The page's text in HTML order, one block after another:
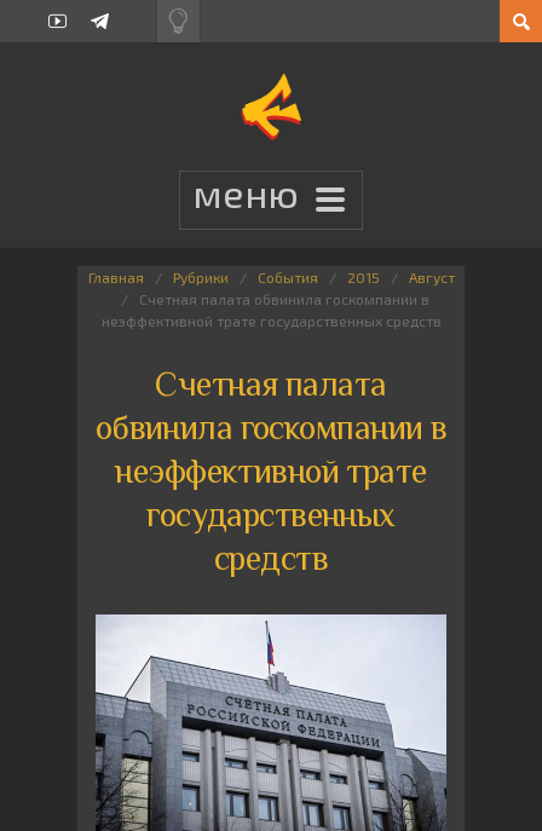
Главная Рубрики События 2015
Август
Счетная палата обвинила госкомпании в
неэффективной трате государственных средств
Счетная палата
обвинила госкомпании в
неэффективной трате
государственных
средств